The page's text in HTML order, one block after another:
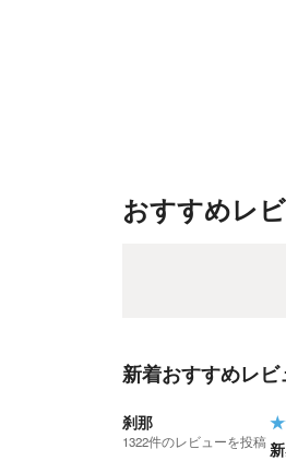
おすすめレ
新着おすすめレビ
刹那
1322件のレビューを投稿